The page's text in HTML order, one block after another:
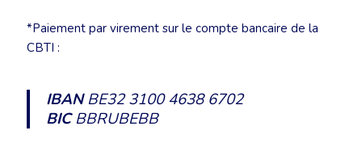
*Paiement par virement sur le compte bancaire de la
CBTI :
IBANBE32 3100 4638 6702
BICBBRUBEBB